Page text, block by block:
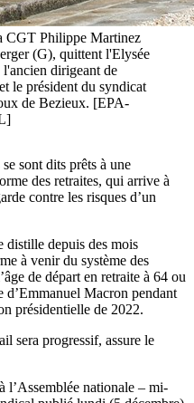
CGT Philippe Martinez
(G), quittent l'Elysée
dirigeant de
le président du syndicat
de Bezieux. [EPA-
sont dits prêts à une
des retraites, qui arrive à
contre les risques d’un
distille depuis des mois
à venir du système des
de départ en retraite à 64 ou
d’Emmanuel Macron pendant
présidentielle de 2022.
sera progressif, assure le
l’Assemblée nationale – mi-